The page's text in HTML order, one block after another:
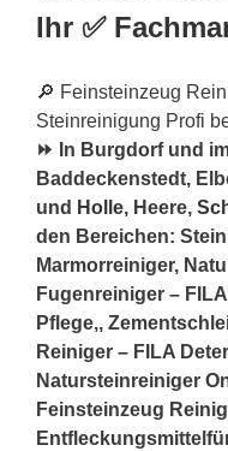
Ihr ✅
🔎 Feinsteinzeug
Steinreinigung Profi
⏩ In Burgdorf und
Baddeckenstedt,
und Holle, Heere,
den Bereichen:
Marmorreiniger,
Fugenreiniger –
Pflege,,
Reiniger – FILA
Natursteinreiniger
Feinsteinzeug